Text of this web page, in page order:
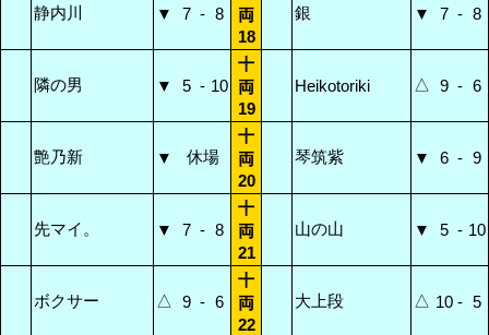
静内川 ▼ 7 - 8
両
18
銀 ▼ 7 - 8
隣の男 ▼ 5 - 10
十
両
19
Heikotoriki △ 9 - 6
艶乃新 ▼ 休場
十
両
20
琴筑紫 ▼ 6 - 9
先マイ。 ▼ 7 - 8
十
両
21
山の山 ▼ 5 - 10
ボクサー △ 9 - 6
十
両
22
大上段 △ 10 - 5